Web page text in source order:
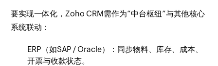
要实现一体化，Zoho CRM需作为“中台枢纽”与其他核心
系统联动：
ERP（如SAP / Oracle）：同步物料、库存、成本、
开票与收款状态。